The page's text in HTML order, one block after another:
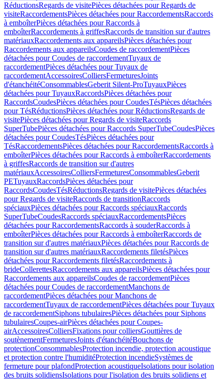
RéductionsRegards de visitePièces détachées pour Regards de
visiteRaccordementsPièces détachées pour RaccordementsRaccords
à emboîterPièces détachées pour Raccords à
emboîterRaccordements à griffesRaccords de transition sur d'autres
matériauxRaccordements aux appareilsPièces détachées pour
Raccordements aux appareilsCoudes de raccordementPièces
détachées pour Coudes de raccordementTuyaux de
raccordementPièces détachées pour Tuyaux de
raccordementAccessoiresColliersFermeturesJoints
d'étanchéitéConsommablesGeberit Silent-ProTuyauxPièces
détachées pour TuyauxRaccordsPièces détachées pour
RaccordsCoudesPièces détachées pour CoudesTésPièces détachées
pour TésRéductionsPièces détachées pour RéductionsRegards de
visitePièces détachées pour Regards de visiteRaccords
SuperTubePièces détachées pour Raccords SuperTubeCoudesPièces
détachées pour CoudesTésPièces détachées pour
TésRaccordementsPièces détachées pour RaccordementsRaccords à
emboîterPièces détachées pour Raccords à emboîterRaccordements
à griffesRaccords de transition sur d'autres
matériauxAccessoiresColliersFermeturesConsommablesGeberit
PETuyauxRaccordsPièces détachées pour
RaccordsCoudesTésRéductionsRegards de visitePièces détachées
pour Regards de visiteRaccords de transitionRaccords
spéciauxPièces détachées pour Raccords spéciauxRaccords
SuperTubeCoudesRaccords spéciauxRaccordementsPièces
détachées pour RaccordementsRaccords à souderRaccords à
emboîterPièces détachées pour Raccords à emboîterRaccords de
transition sur d'autres matériauxPièces détachées pour Raccords de
transition sur d'autres matériauxRaccordements filetésPièces
détachées pour Raccordements filetésRaccordements à
brideCollerettesRaccordements aux appareilsPièces détachées pour
Raccordements aux appareilsCoudes de raccordementPièces
détachées pour Coudes de raccordementManchons de
raccordementPièces détachées pour Manchons de
raccordementTuyaux de raccordementPièces détachées pour Tuyaux
de raccordementSiphons tubulairesPièces détachées pour Siphons
tubulairesCoupes-airPièces détachées pour Coupes-
airAccessoiresColliersFixations pour colliersGouttières de
soutènementFermeturesJoints d'étanchéitéBouchons de
protectionConsommablesProtection incendie, protection acoustique
et protection contre l'humiditéProtection incendieSystèmes de
fermeture pour plafondProtection acoustiqueIsolations pour isolation
des bruits solidiensIsolations pour l'isolation des bruits solidiens et